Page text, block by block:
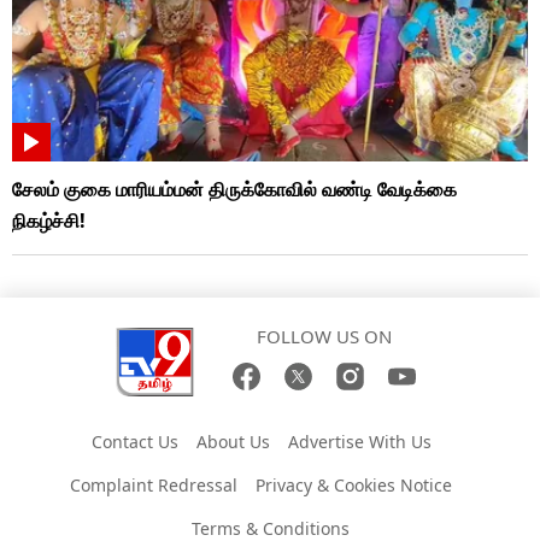
சேலம் குகை மாரியம்மன் திருக்கோவில் வண்டி வேடிக்கை
நிகழ்ச்சி!
FOLLOW US ON
Contact Us About Us
Advertise With Us
Complaint Redressal
Privacy & Cookies Notice
Terms & Conditions